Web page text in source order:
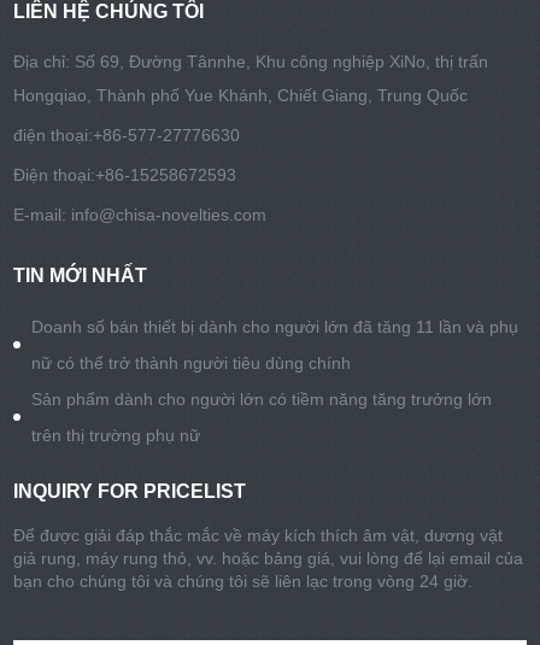
LIÊN HỆ CHÚNG TÔI
Địa chỉ: Số 69, Đường Tânnhe, Khu công nghiệp XiNo, thị trấn
Hongqiao, Thành phố Yue Khánh, Chiết Giang, Trung Quốc
điện thoại:+86-577-27776630
Điện thoại:+86-15258672593
E-mail: info@chisa-novelties.com
TIN MỚI NHẤT
Doanh số bán thiết bị dành cho người lớn đã tăng 11 lần và phụ
nữ có thể trở thành người tiêu dùng chính
Sản phẩm dành cho người lớn có tiềm năng tăng trưởng lớn
trên thị trường phụ nữ
INQUIRY FOR PRICELIST
Để được giải đáp thắc mắc về máy kích thích âm vật, dương vật
giả rung, máy rung thỏ, vv. hoặc bảng giá, vui lòng để lại email của
bạn cho chúng tôi và chúng tôi sẽ liên lạc trong vòng 24 giờ.